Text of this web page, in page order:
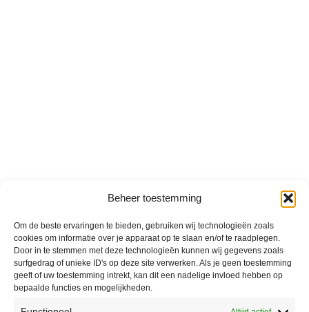
Beheer toestemming
Om de beste ervaringen te bieden, gebruiken wij technologieën zoals
cookies om informatie over je apparaat op te slaan en/of te raadplegen.
Door in te stemmen met deze technologieën kunnen wij gegevens zoals
surfgedrag of unieke ID's op deze site verwerken. Als je geen toestemming
geeft of uw toestemming intrekt, kan dit een nadelige invloed hebben op
bepaalde functies en mogelijkheden.